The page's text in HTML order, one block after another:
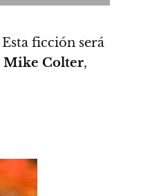
Esta ficción será
Mike Colter,